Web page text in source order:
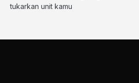
tukarkan unit kamu